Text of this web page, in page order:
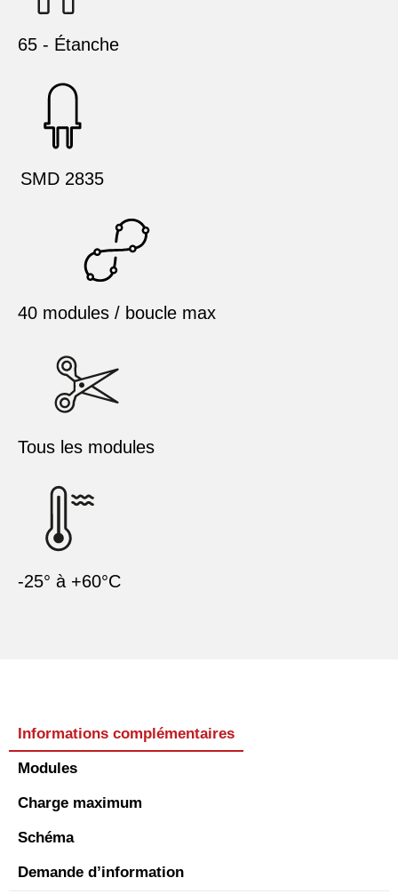
65 - Étanche
SMD 2835
40 modules / boucle max
Tous les modules
-25° à +60°C
Informations complémentaires
Modules
Charge maximum
Schéma
Demande d’information